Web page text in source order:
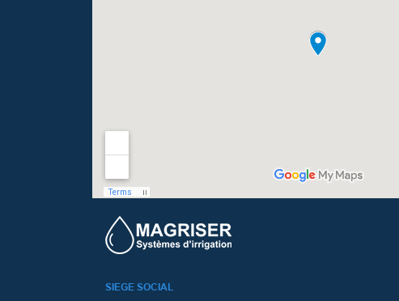
SIEGE SOCIAL